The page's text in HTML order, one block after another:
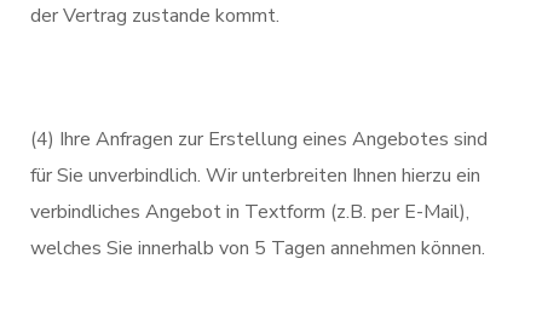
der Vertrag zustande kommt.
(4) Ihre Anfragen zur Erstellung eines Angebotes sind
für Sie unverbindlich. Wir unterbreiten Ihnen hierzu ein
verbindliches Angebot in Textform (z.B. per E-Mail),
welches Sie innerhalb von 5 Tagen annehmen können.